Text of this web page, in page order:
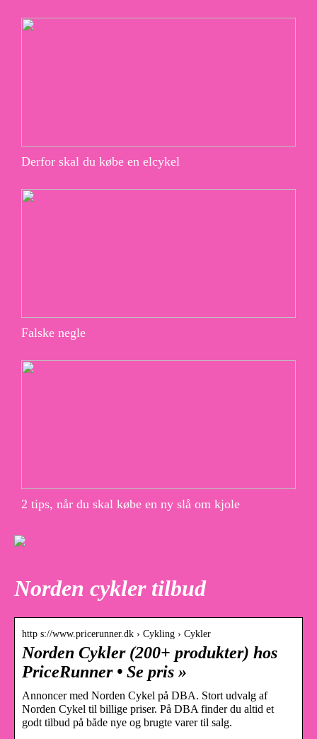
Derfor skal du købe en elcykel
Falske negle
2 tips, når du skal købe en ny slå om kjole
Norden cykler tilbud
http s://www.pricerunner.dk › Cykling › Cykler
Norden Cykler (200+ produkter) hos
PriceRunner • Se pris »
Annoncer med Norden Cykel på DBA. Stort udvalg af
Norden Cykel til billige priser. På DBA finder du altid et
godt tilbud på både nye og brugte varer til salg.